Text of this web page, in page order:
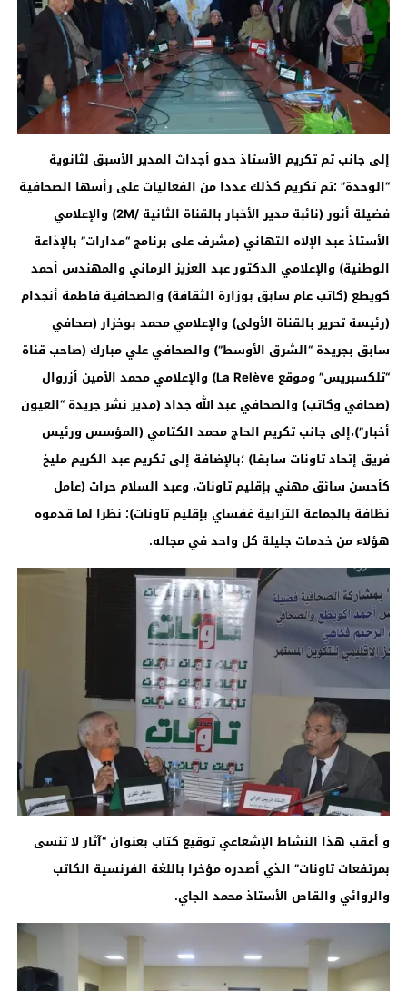
إلى جانب تم تكريم الأستاذ حدو أجداث المدير الأسبق لثانوية
“الوحدة” ؛تم تكريم كذلك عددا من الفعاليات على رأسها الصحافية
فضيلة أنور (نائبة مدير الأخبار بالقناة الثانية /2M) والإعلامي
الأستاذ عبد الإلاه التهاني (مشرف على برنامج “مدارات” بالإذاعة
الوطنية) والإعلامي الدكتور عبد العزيز الرماني والمهندس أحمد
كويطع (كاتب عام سابق بوزارة الثقافة) والصحافية فاطمة أنجدام
(رئيسة تحرير بالقناة الأولى) والإعلامي محمد بوخزار (صحافي
سابق بجريدة “الشرق الأوسط”) والصحافي علي مبارك (صاحب قناة
“تلكسبريس” وموقع La Relève) والإعلامي محمد الأمين أزروال
(صحافي وكاتب) والصحافي عبد الله جداد (مدير نشر جريدة “العيون
أخبار”)،إلى جانب تكريم الحاج محمد الكتامي (المؤسس ورئيس
فريق إتحاد تاونات سابقا) ؛بالإضافة إلى تكريم عبد الكريم مليخ
كأحسن سائق مهني بإقليم تاونات، وعبد السلام حراث (عامل
نظافة بالجماعة الترابية غفساي بإقليم تاونات)؛ نظرا لما قدموه
هؤلاء من خدمات جليلة كل واحد في مجاله.
و أعقب هذا النشاط الإشعاعي توقيع كتاب بعنوان “آثار لا تنسى
بمرتفعات تاونات” الذي أصدره مؤخرا باللغة الفرنسية الكاتب
والروائي والقاص الأستاذ محمد الجاي.